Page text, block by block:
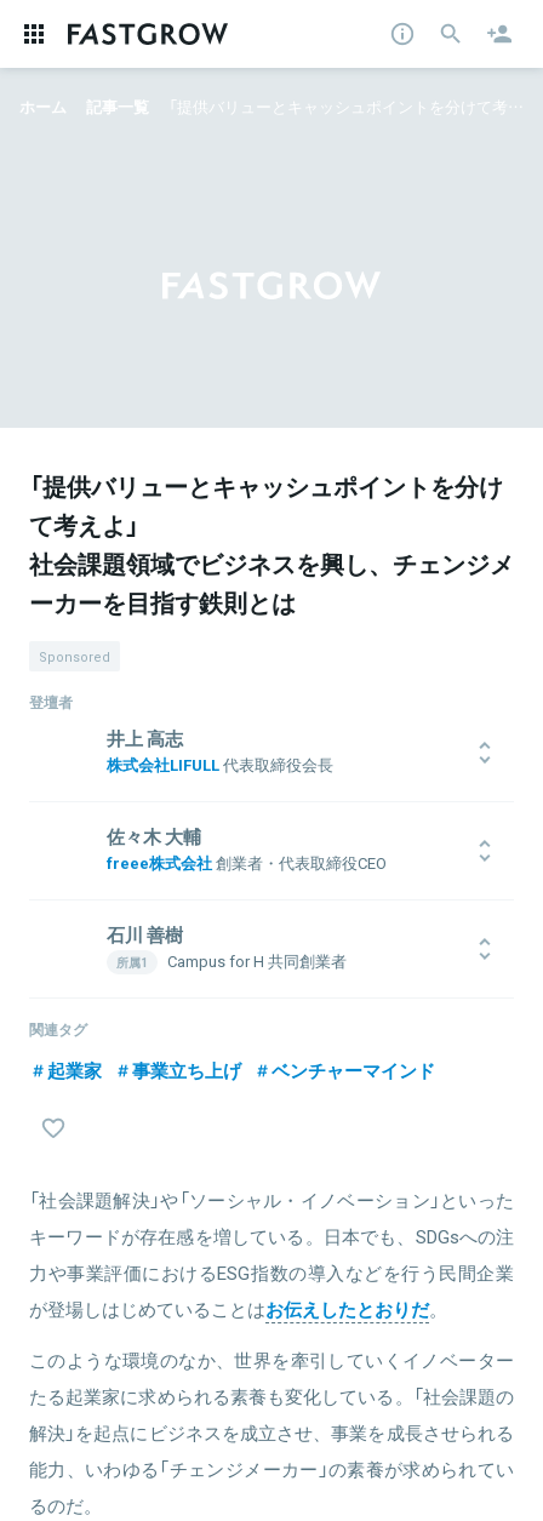
ホーム 記事一覧 「提供バリューとキャッシュポイントを分けて考えよ」 社会課題領域でビジネスを興し、チェンジメーカーを目指す鉄則とは
「提供バリューとキャッシュポイントを分け
て考えよ」
社会課題領域でビジネスを興し、チェンジメ
ーカーを目指す鉄則とは
Sponsored
登壇者
井上 高志
株式会社LIFULL代表取締役会長
コスモス(現:株式会社コスモスイニシア)入社。株式会社リクルート
(現:株式会社リクルートホールディングス)を経て、26歳で独立し、
1997年に株式会社ネクスト(現:株式会社LIFULL)設立。2010年に東証
FOUNDATION」代表理事、一般社団法人「21世紀学び研究所」理事、
一般社団法人「Living Anywhere」理事も務めている。
佐々木 大輔
freee株式会社創業者・代表取締役CEO
のマーケティングチームを統括。その後、2012年7月freee株式会社
を設立。Google以前は博報堂、投資ファンドのCLSAキャピタルパ
ートナーズにて投資アナリストを経て、レコメンドエンジンのスタ
を兼任。一橋大学商学部卒。専攻はデータサイエンス。日経ビジネ
Forbes JAPAN 日本の起業家BEST10に選出。
石川 善樹
Campus for H 共同創業者
了後、自治医科大学で博士（医学）取得。（株）Campus for H共同創
て、企業や大学と学際的研究を行う。専門分野は、予防医学、行動
（ともにマガジンハウス）、『ノーリバウンド・ダイエット』（法研）な
関連タグ
起業家 事業立ち上げ ベンチャーマインド
「社会課題解決」や「ソーシャル・イノベーション」といった
キーワードが存在感を増している。日本でも、SDGsへの注
力や事業評価におけるESG指数の導入などを行う民間企業
が登場しはじめていることはお伝えしたとおりだ。
このような環境のなか、世界を牽引していくイノベーター
たる起業家に求められる素養も変化している。「社会課題の
解決」を起点にビジネスを成立させ、事業を成長させられる
能力、いわゆる「チェンジメーカー」の素養が求められてい
るのだ。